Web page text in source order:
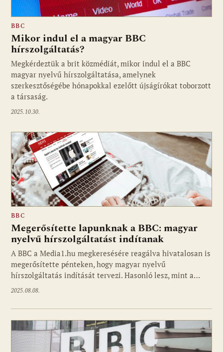
BBC
Mikor indul el a magyar BBC
hírszolgáltatás?
Megkérdeztük a brit közmédiát, mikor indul el a BBC
magyar nyelvű hírszolgáltatása, amelynek
szerkesztőségébe hónapokkal ezelőtt újságírókat toborzott
a társaság.
2025.10.30.
BBC
Megerősítette lapunknak a BBC: magyar
nyelvű hírszolgáltatást indítanak
A BBC a Media1.hu megkeresésére reagálva hivatalosan is
megerősítette pénteken, hogy magyar nyelvű
hírszolgáltatás indítását tervezi. Hasonló lesz, mint a…
2025.08.08.